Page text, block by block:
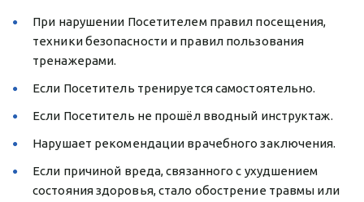
При нарушении Посетителем правил посещения,
техники безопасности и правил пользования
тренажерами.
Если Посетитель тренируется самостоятельно.
Если Посетитель не прошёл вводный инструктаж.
Нарушает рекомендации врачебного заключения.
Если причиной вреда, связанного с ухудшением
состояния здоровья, стало обострение травмы или